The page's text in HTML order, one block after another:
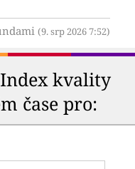
(9. srp 2026 7:52)
kvality
čase pro: